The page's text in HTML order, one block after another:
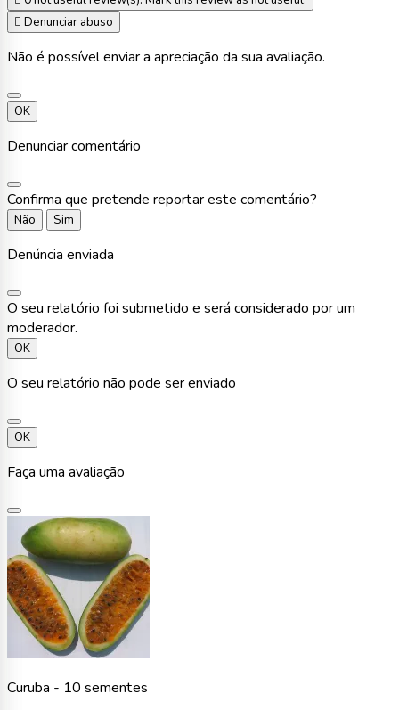
 Denunciar abuso
Não é possível enviar a apreciação da sua avaliação.
OK
Denunciar comentário
Confirma que pretende reportar este comentário?
Não Sim
Denúncia enviada
O seu relatório foi submetido e será considerado por um
moderador.
OK
O seu relatório não pode ser enviado
OK
Faça uma avaliação
Curuba - 10 sementes